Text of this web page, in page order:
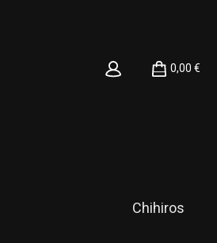
0,00 €
Chihiros